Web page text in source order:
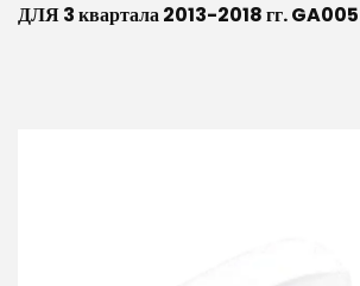
ДЛЯ 3 квартала 2013-2018 гг. GA005